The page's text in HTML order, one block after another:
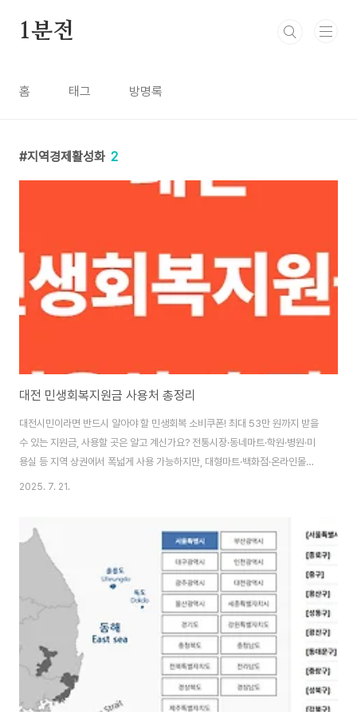
1분전
홈 태그 방명록
지역경제활성화 2
대전 민생회복지원금 사용처 총정리
대전시민이라면 반드시 알아야 할 민생회복 소비쿠폰! 최대 53만 원까지 받을
수 있는 지원금, 사용할 곳은 알고 계신가요? 전통시장·동네마트·학원·병원·미
용실 등 지역 상권에서 폭넓게 사용 가능하지만, 대형마트·백화점·온라인몰은
제외입니다. 배달앱 ‘만나서 결제’ 꿀팁, 사용 시기와 지역 제한까지! 궁금한 점
월 18일 이전 대전시민에게 먼저 지급소득 수준에 따라 차등 지급상위 10%:
18만 원일반 시민: 28만 원차상위·한부모 가정: 43만 원기초생활수급자: 최대
53만 원 2차 지급(9/22~10/31)1차 대상자 중 소득 하위 90%에 ..
2025. 7. 21.